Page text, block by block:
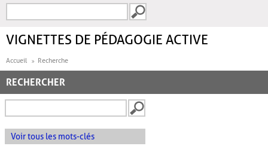
FORMULAIRE DE
VIGNETTES DE PÉDAGOGIE ACTIVE
Accueil Recherche
RECHERCHER
Voir tous les mots-clés